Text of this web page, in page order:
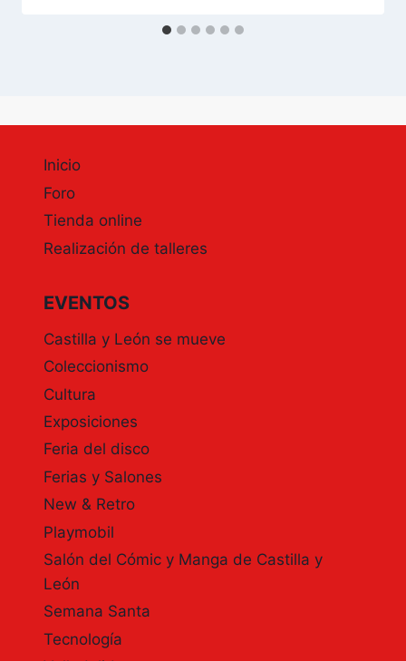
Inicio
Foro
Tienda online
Realización de talleres
EVENTOS
Castilla y León se mueve
Coleccionismo
Cultura
Exposiciones
Feria del disco
Ferias y Salones
New & Retro
Playmobil
Salón del Cómic y Manga de Castilla y
León
Semana Santa
Tecnología